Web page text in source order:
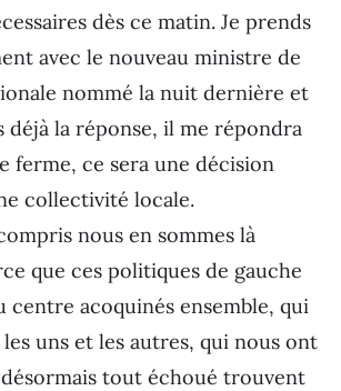
dès ce matin. Je prends
avec le nouveau ministre de
nommé la nuit dernière et
déjà la réponse, il me répondra
ferme, ce sera une décision
collectivité locale.
nous en sommes là
que ces politiques de gauche
centre acoquinés ensemble, qui
uns et les autres, qui nous ont
tout échoué trouvent